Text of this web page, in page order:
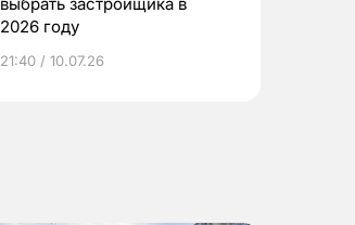
2026 году
21:40 / 10.07.26